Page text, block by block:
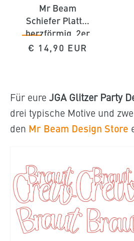
Mr Beam
Schiefer Platte,
herzförmig, 2er
Pack
Normaler
€ 14,90 EUR
Für eure JGA Glitzer Party
drei typische Motive und
den Mr Beam Design Store